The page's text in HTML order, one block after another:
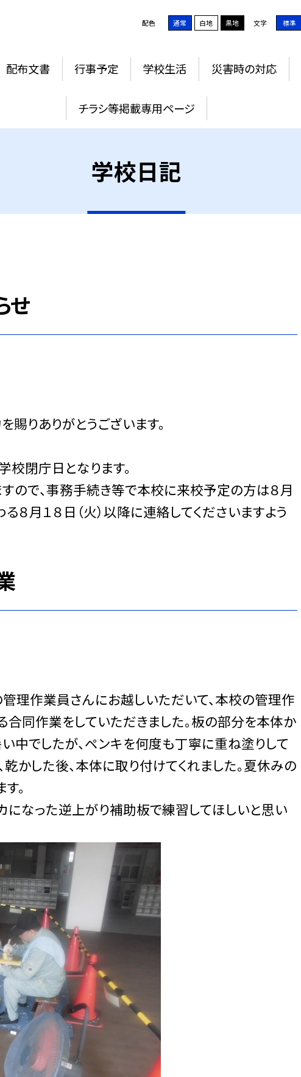
配色 通常 白地 黒地 文字 標準
配布文書 行事予定 学校生活 災害時の対応
チラシ等掲載専用ページ
学校日記
せ
りありがとうございます。
校閉庁日となります。
ので、事務手続き等で本校に来校予定の方は８月
８月１８日（火）以降に連絡してくださいますよう
管理作業員さんにお越しいただいて、本校の管理作
同作業をしていただきました。板の部分を本体か
い中でしたが、ペンキを何度も丁寧に重ね塗りして
乾かした後、本体に取り付けてくれました。夏休みの
。
になった逆上がり補助板で練習してほしいと思い